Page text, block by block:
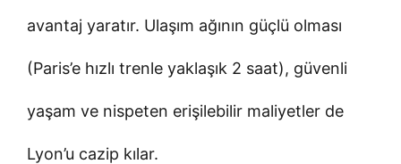
avantaj yaratır. Ulaşım ağının güçlü olması
(Paris’e hızlı trenle yaklaşık 2 saat), güvenli
yaşam ve nispeten erişilebilir maliyetler de
Lyon’u cazip kılar.